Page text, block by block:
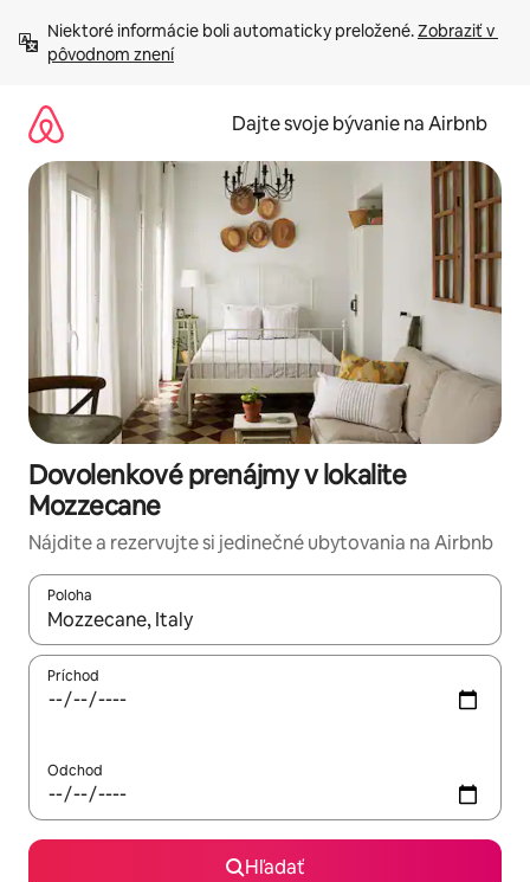
obsah.
Niektoré informácie boli automaticky preložené. Zobraziť v
pôvodnom znení
Dajte svoje bývanie na Airbnb
Dovolenkové prenájmy v lokalite
Mozzecane
Nájdite a rezervujte si jedinečné ubytovania na Airbnb
Poloha
Keď budú výsledky k dispozícii, môžete si ich prechádzať
Príchod
Odchod
Hľadať